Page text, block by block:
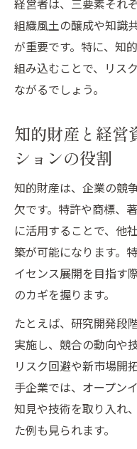
経営者は、三要素それ
組織風土の醸成や知識
が重要です。特に、知
組み込むことで、リス
ながるでしょう。
知的財産と経営
ションの役割
知的財産は、企業の競
欠です。特許や商標、
に活用することで、他
築が可能になります。
イセンス展開を目指す
のカギを握ります。
たとえば、研究開発段
実施し、競合の動向や
リスク回避や新市場開
手企業では、オープン
知見や技術を取り入れ
た例も見られます。